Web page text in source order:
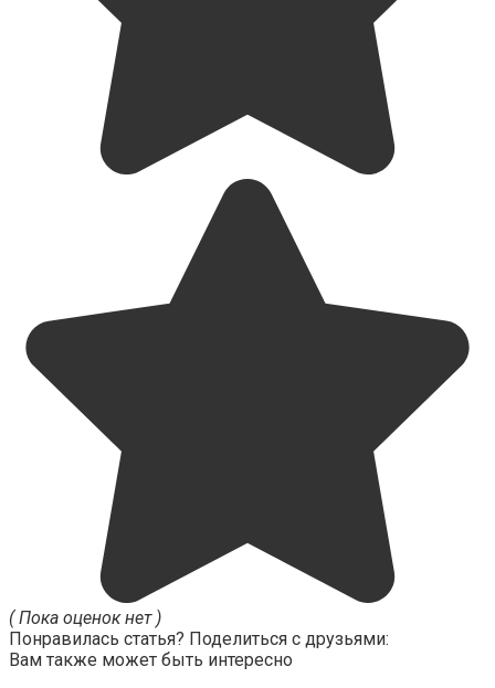
( Пока оценок нет )
Понравилась статья? Поделиться с друзьями:
Вам также может быть интересно